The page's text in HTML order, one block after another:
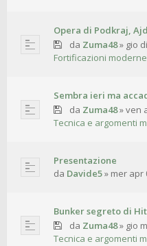
Opera di Podkraj,
da Zuma48» gio
Fortificazioni moderne
Sembra ieri ma
da Zuma48»ven
Tecnica e argomenti
Presentazione
da Davide5» mer apr
Bunker segreto di
da Zuma48» gio
Tecnica e argomenti